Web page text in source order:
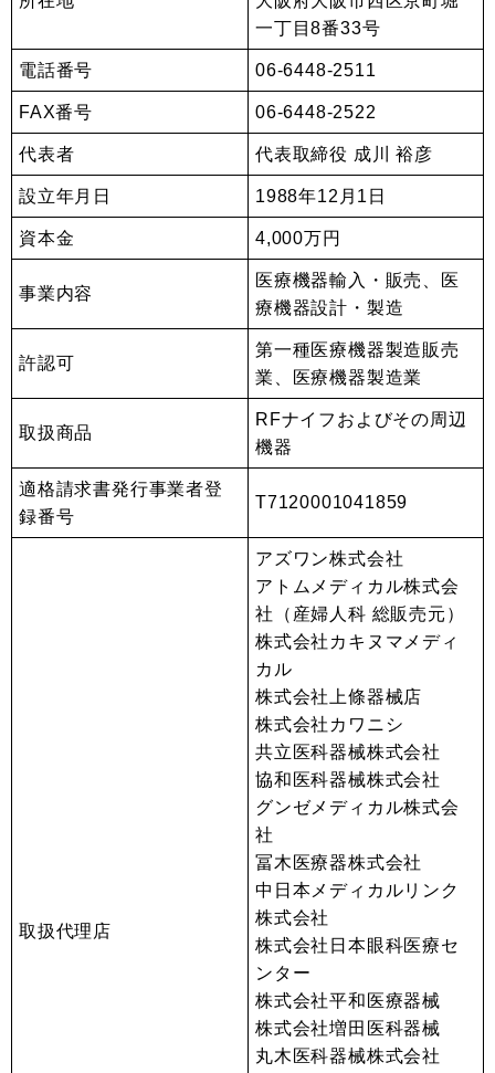
一丁目8番33号
電話番号 06-6448-2511
FAX番号 06-6448-2522
代表者 代表取締役 成川 裕彦
設立年月日 1988年12月1日
資本金 4,000万円
事業内容
医療機器輸入・販売、医
療機器設計・製造
許認可
第一種医療機器製造販売
業、医療機器製造業
取扱商品
RFナイフおよびその周辺
機器
適格請求書発行事業者登
録番号
T7120001041859
取扱代理店
アズワン株式会社
アトムメディカル株式会
社（産婦人科 総販売元）
株式会社カキヌマメディ
カル
株式会社上條器械店
株式会社カワニシ
共立医科器械株式会社
協和医科器械株式会社
グンゼメディカル株式会
社
冨木医療器株式会社
中日本メディカルリンク
株式会社
株式会社日本眼科医療セ
ンター
株式会社平和医療器械
株式会社増田医科器械
丸木医科器械株式会社